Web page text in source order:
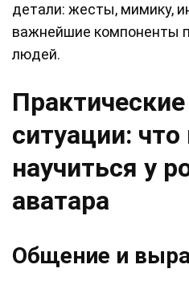
детали: жесты, мимику,
важнейшие компоненты
людей.
ситуации:
научиться у
аватара
Общение и